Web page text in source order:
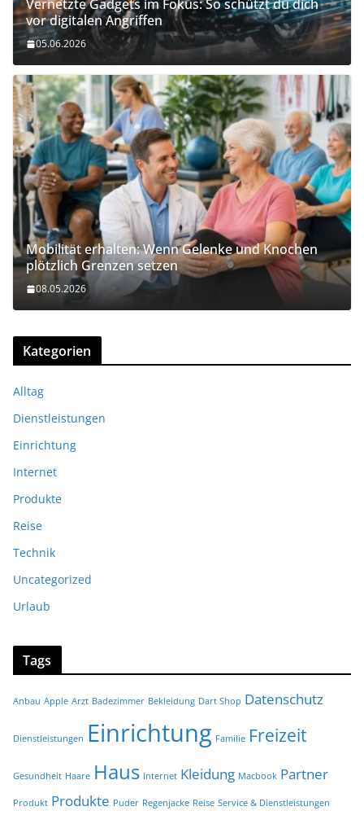
Vernetzte Gadgets im Fokus: So schützt du dich
vor digitalen Angriffen
05.06.2026
Mobilität erhalten: Wenn Gelenke und Knochen
plötzlich Grenzen setzen
08.05.2026
Kategorien
Alltag
Dienstleistungen
Einrichtung
Internet
Produkte
Reise
Technik
Uncategorized
Urlaub
Tags
Anbau Apple Arzt Badezimmer Bekleidung Dart Shop Datenschutz
Dienstleistungen Einrichtung Familie Freizeit
Gesundheit Haare Haus Internet Kleidung Macbook Partner
Produkt Produkte Puder Regenjacke Reise Service & Dienstleistungen